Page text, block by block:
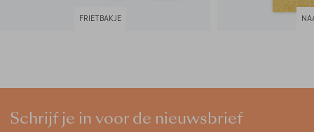
FRIETBAKJE
Schrijf je in voor de nieuwsbrief